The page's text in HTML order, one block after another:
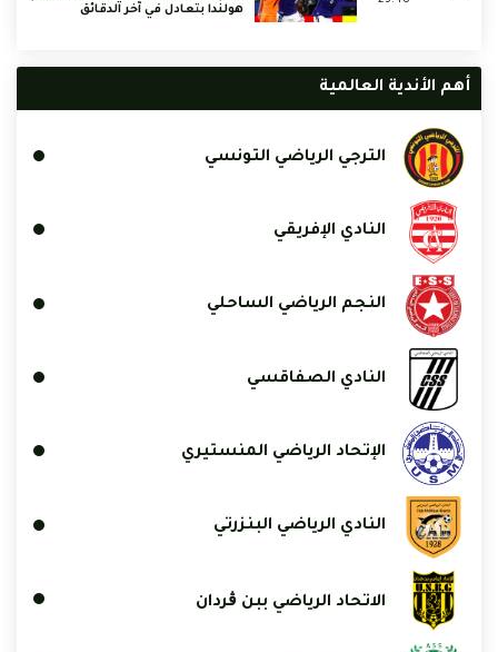
هولندا بتعادل في آخر الدقائق
أهم الأندية العالمية
الترجي الرياضي التونسي
النادي الإفريقي
النجم الرياضي الساحلي
النادي الصفاقسي
الإتحاد الرياضي المنستيري
النادي الرياضي البنزرتي
الاتحاد الرياضي ببن ڨردان